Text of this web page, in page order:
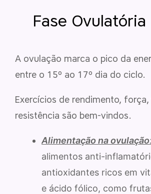
Fase Ovulatória
A ovulação marca o pico da
entre o 15º ao 17º dia do ciclo.
Exercícios de rendimento,
resistência são bem-vindos.
Alimentação na ovulação:
alimentos anti-
antioxidantes ricos em
e ácido fólico, como